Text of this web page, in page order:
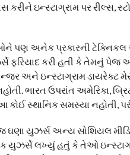
કરીને ઇન્સ્ટાગ્રામ પર
પણ અનેક પ્રકારની ટેક્નિકલ
ફરિયાદ કરી હતી કે તેમનું
અને ઇન્સ્ટાગ્રામ ડાયરેક્ટ
નહોતી. ભારત ઉપરાંત અમેરિકા,
સ્થાનિક સમસ્યા નહોતી,
યુઝર્સ અન્ય સોશિયલ
યુઝર્સે લખ્યું હતું કે તેઓ